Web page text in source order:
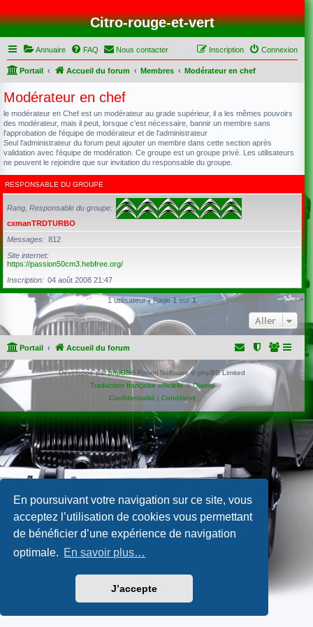
En poursuivant votre navigation sur ce site, vous
acceptez l’utilisation de cookies vous permettant
de bénéficier d’une expérience de navigation
optimale. En savoir plus…
J’accepte
Citro-rouge-et-vert
Annuaire FAQ Nous contacter Connexion
Inscription
Portail Accueil du forum Membres Modérateur en chef
Modérateur en chef
le modérateur en Chef est un modérateur au grade supérieur, il a les mêmes pouvoirs
des modérateur, mais il peut, lorsque c'est nécessaire, bannir un membre sans
l'approbation de l'équipe de modérateur et de l'administrateur
Seul l'administrateur du forum peut ajouter un membre dans cette section après
validation avec l'équipe de modération. Ce groupe est un groupe privé. Les utilisateurs
ne peuvent le rejoindre que sur invitation du responsable du groupe.
RESPONSABLE DU GROUPE
Rang, Responsable du groupe
cxmanTRDTURBO
Messages
812
Site internet
https://passion50cm3.hebfree.org/
Inscription
04 août 2008 21:47
1 utilisateur • Page1sur1
Aller
Portail Accueil du forum
Développé parphpBB® Forum Software © phpBB Limited
Traduction française officielle©Qiaeru
Confidentialité | Conditions